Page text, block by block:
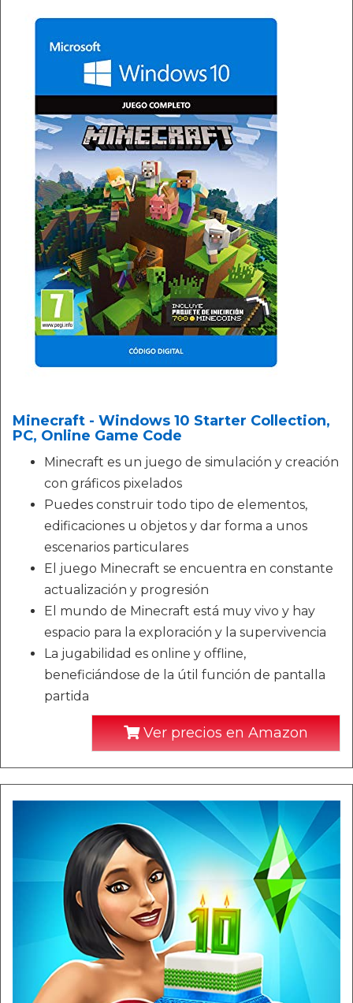
Minecraft - Windows 10 Starter Collection,
PC, Online Game Code
Minecraft es un juego de simulación y creación
con gráficos pixelados
Puedes construir todo tipo de elementos,
edificaciones u objetos y dar forma a unos
escenarios particulares
El juego Minecraft se encuentra en constante
actualización y progresión
El mundo de Minecraft está muy vivo y hay
espacio para la exploración y la supervivencia
La jugabilidad es online y offline,
beneficiándose de la útil función de pantalla
partida
Ver precios en Amazon